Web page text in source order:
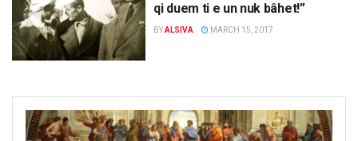
qi duem ti e un nuk bâhet!”
BYALSIVA MARCH 15, 2017